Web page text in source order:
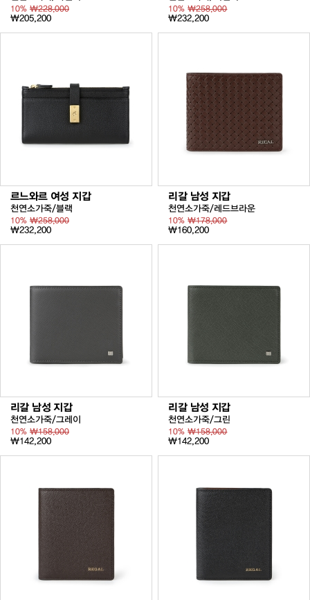
10% ₩228,000
₩205,200
10%₩258,000
₩232,200
르느와르 여성 지갑
천연소가죽/블랙
10% ₩258,000
₩232,200
리갈 남성 지갑
천연소가죽/레드브라운
10%₩178,000
₩160,200
리갈 남성 지갑
천연소가죽/그레이
10% ₩158,000
₩142,200
리갈 남성 지갑
천연소가죽/그린
10%₩158,000
₩142,200